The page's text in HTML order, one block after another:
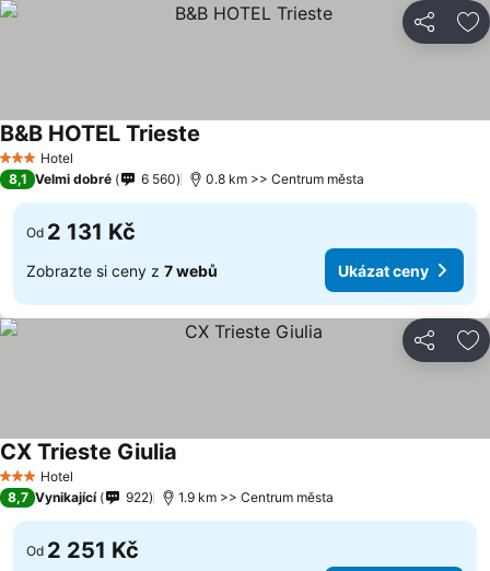
Sdílet
3 Počet hvězdiček
Hotel
B&B HOTEL Trieste
8,1 Velmi dobré 6 560 0.8 km >> Centrum města
Od 2 131 Kč
Zobrazte si ceny z 7 webů Ukázat ceny
Sdílet
3 Počet hvězdiček
Hotel
CX Trieste Giulia
8,7 Vynikající 922 1.9 km >> Centrum města
Od 2 251 Kč